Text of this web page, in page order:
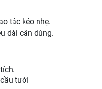
tác kéo nhẹ.
dài cần dùng.
tưới